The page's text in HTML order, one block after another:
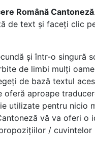
Română Cantoneză
de text și faceți clic
și într-o singură
de limbi mulți
de bază textul
oferă aproape
utilizate pentru nicio
vă va oferi o
/ cuvintelor